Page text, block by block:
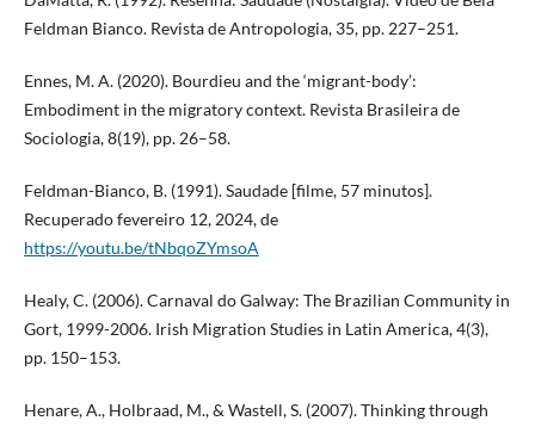
Feldman Bianco. Revista de Antropologia, 35, pp. 227–251.
Ennes, M. A. (2020). Bourdieu and the ‘migrant-body’:
Embodiment in the migratory context. Revista Brasileira de
Sociologia, 8(19), pp. 26–58.
Feldman-Bianco, B. (1991). Saudade [filme, 57 minutos].
Recuperado fevereiro 12, 2024, de
https://youtu.be/tNbqoZYmsoA
Healy, C. (2006). Carnaval do Galway: The Brazilian Community in
Gort, 1999-2006. Irish Migration Studies in Latin America, 4(3),
pp. 150–153.
Henare, A., Holbraad, M., & Wastell, S. (2007). Thinking through